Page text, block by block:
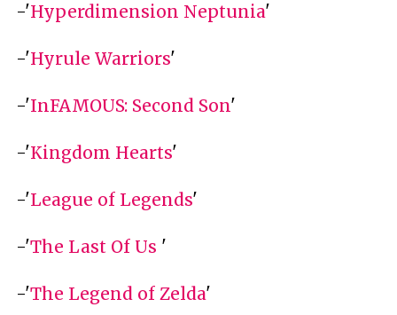
-'Hyperdimension Neptunia'
-'Hyrule Warriors'
-'InFAMOUS: Second Son'
-'Kingdom Hearts'
-'League of Legends'
-'The Last Of Us '
-'The Legend of Zelda'